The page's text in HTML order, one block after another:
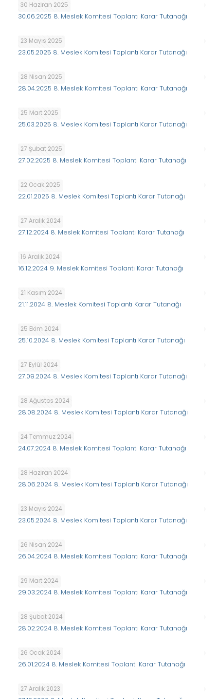
30 Haziran 2025
30.06.2025 8. Meslek Komitesi Toplantı Karar Tutanağı
23 Mayıs 2025
23.05.2025 8. Meslek Komitesi Toplantı Karar Tutanağı
28 Nisan 2025
28.04.2025 8. Meslek Komitesi Toplantı Karar Tutanağı
25 Mart 2025
25.03.2025 8. Meslek Komitesi Toplantı Karar Tutanağı
27 Şubat 2025
27.02.2025 8. Meslek Komitesi Toplantı Karar Tutanağı
22 Ocak 2025
22.01.2025 8. Meslek Komitesi Toplantı Karar Tutanağı
27 Aralık 2024
27.12.2024 8. Meslek Komitesi Toplantı Karar Tutanağı
16 Aralık 2024
16.12.2024 9. Meslek Komitesi Toplantı Karar Tutanağı
21 Kasım 2024
21.11.2024 8. Meslek Komitesi Toplantı Karar Tutanağı
25 Ekim 2024
25.10.2024 8. Meslek Komitesi Toplantı Karar Tutanağı
27 Eylül 2024
27.09.2024 8. Meslek Komitesi Toplantı Karar Tutanağı
28 Ağustos 2024
28.08.2024 8. Meslek Komitesi Toplantı Karar Tutanağı
24 Temmuz 2024
24.07.2024 8. Meslek Komitesi Toplantı Karar Tutanağı
28 Haziran 2024
28.06.2024 8. Meslek Komitesi Toplantı Karar Tutanağı
23 Mayıs 2024
23.05.2024 8. Meslek Komitesi Toplantı Karar Tutanağı
26 Nisan 2024
26.04.2024 8. Meslek Komitesi Toplantı Karar Tutanağı
29 Mart 2024
29.03.2024 8. Meslek Komitesi Toplantı Karar Tutanağı
28 Şubat 2024
28.02.2024 8. Meslek Komitesi Toplantı Karar Tutanağı
26 Ocak 2024
26.01.2024 8. Meslek Komitesi Toplantı Karar Tutanağı
27 Aralık 2023